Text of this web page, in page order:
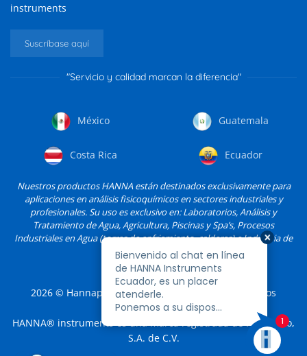
instruments
Suscríbase aquí
"Servicio y calidad marcan la diferencia"
México Guatemala
Costa Rica Ecuador
Nuestros productos HANNA están destinados exclusivamente para
aplicaciones en análisis fisicoquímicos en sectores industriales y
profesionales. Su uso es exclusivo en: Laboratorios, Análisis y
Tratamiento de Agua, Agricultura, Piscinas y Spa’s, Procesos
Industriales en Agua (torres de enfriamiento, calderas) e Industria de
Alimentos, entre otros.
2026 © Hannapro, S.A. de C.V. y sus filiales. Todos los
derechos reservados.
HANNA® instruments es una marca registrada de Hannapro,
S.A. de C.V.